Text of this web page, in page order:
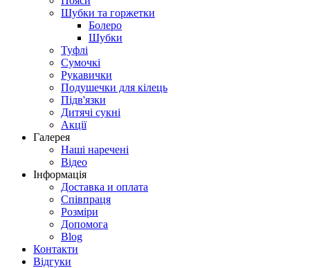
Шубки та горжетки
Болеро
Шубки
Туфлі
Сумочкі
Рукавички
Подушечки для кілець
Підв'язки
Дитячі сукні
Акції
Галерея
Наші наречені
Відео
Інформація
Доставка и оплата
Співпраця
Розміри
Допомога
Blog
Контакти
Відгуки